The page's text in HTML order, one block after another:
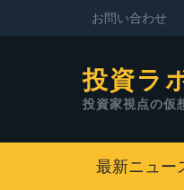
お問い合わせ
投資ラ
投資家視点の仮
最新ニュー